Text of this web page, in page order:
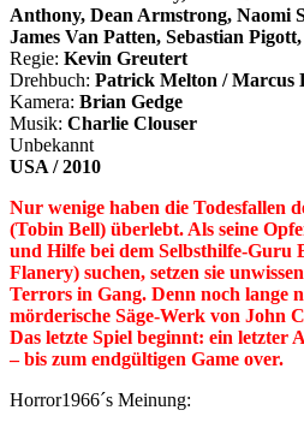
Anthony, Dean Armstrong, Naomi
James Van Patten, Sebastian
Regie: Kevin Greutert
Drehbuch: Patrick Melton / Marcus
Kamera: Brian Gedge
Musik: Charlie Clouser
Unbekannt
USA / 2010
Nur wenige haben die Todesfallen
(Tobin Bell) überlebt. Als seine
und Hilfe bei dem Selbsthilfe-Guru
Flanery) suchen, setzen sie
Terrors in Gang. Denn noch lange
mörderische Säge-Werk von John
Das letzte Spiel beginnt: ein letzter
– bis zum endgültigen Game over.
Horror1966´s Meinung: